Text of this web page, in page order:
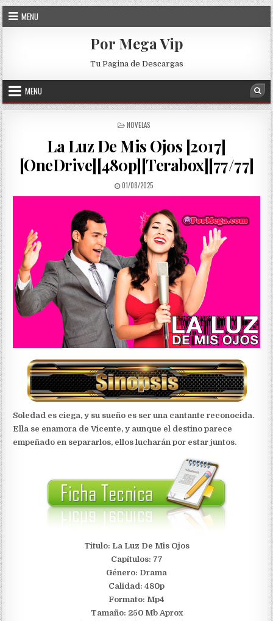
Skip to content
MENU
Por Mega Vip
Tu Pagina de Descargas
MENU
POSTED IN
NOVELAS
La Luz De Mis Ojos [2017]
[OneDrive][480p][Terabox][77/77]
PUBLISHED DATE:
01/08/2025
Soledad es ciega, y su sueño es ser una cantante reconocida.
Ella se enamora de Vicente, y aunque el destino parece
empeñado en separarlos, ellos lucharán por estar juntos.
Titulo: La Luz De Mis Ojos
Capítulos: 77
Género: Drama
Calidad: 480p
Formato: Mp4
Tamaño: 250 Mb Aprox